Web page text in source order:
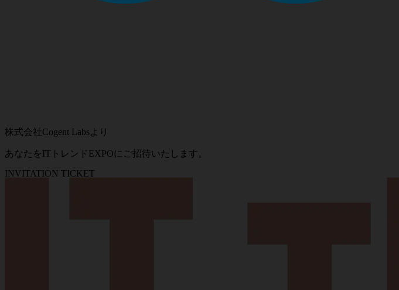
株式会社Cogent Labsより
あなたをITトレンドEXPOに ご招待いたします。
INVITATION TICKET